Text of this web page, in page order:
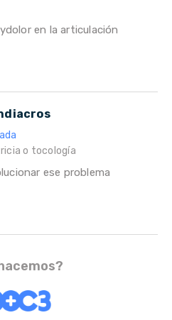
en la articulación
o tocología
ese problema